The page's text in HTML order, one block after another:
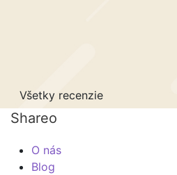
Všetky recenzie
Shareo
O nás
Blog